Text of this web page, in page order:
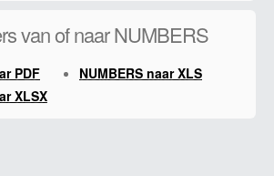
van of naar NUMBERS
PDF
NUMBERS naar XLS
XLSX